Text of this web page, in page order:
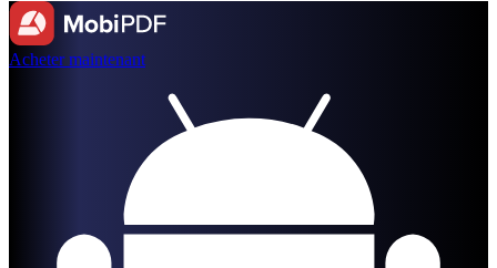
Acheter maintenant